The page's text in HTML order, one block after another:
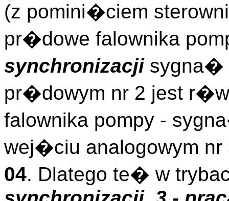
(z pomini�ciem
pr�dowe falownika
synchronizacjisygna�
pr�dowym nr 2 jest
falownika pompy -
wej�ciu analogowym
04. Dlatego te� w